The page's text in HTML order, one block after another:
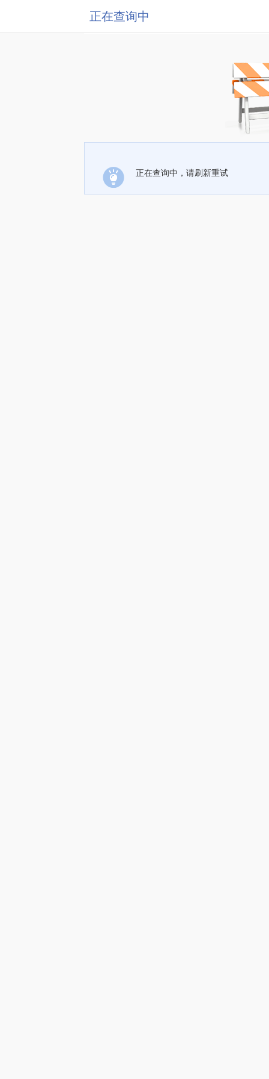
正在查询中
正在查询中，请刷新重试